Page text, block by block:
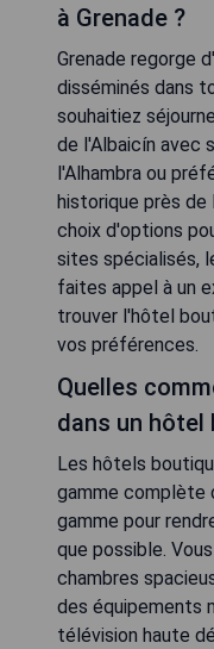
à Grenade ?
Grenade regorge
disséminés dans
souhaitiez
de l'Albaicín avec
l'Alhambra ou
historique près de
choix d'options
sites spécialisés,
faites appel à un
trouver l'hôtel
vos préférences.
Quelles
dans un hôtel
Les hôtels
gamme complète
gamme pour
que possible.
chambres
des équipements
télévision haute